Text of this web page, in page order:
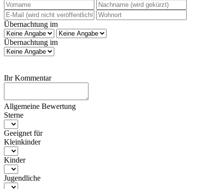
Übernachtung im
Übernachtung im
Ihr Kommentar
Allgemeine Bewertung
Sterne
Geeignet für
Kleinkinder
Kinder
Jugendliche